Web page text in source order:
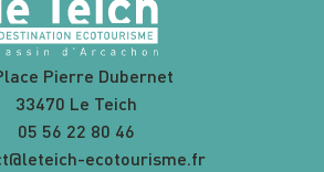
Pierre Dubernet
33470 Le Teich
05 56 22 80 46
ecotourisme.fr